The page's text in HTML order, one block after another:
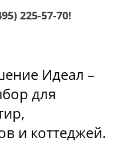
225-57-70!
Идеал –
для
и коттеджей.